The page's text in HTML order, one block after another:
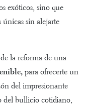
exóticos, sino que
únicas sin alejarte
la reforma de una
para ofrecerte un
del impresionante
del bullicio cotidiano,